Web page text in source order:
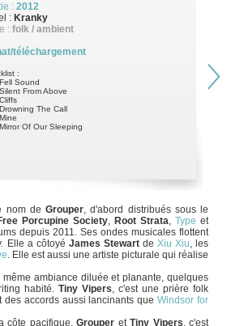
: 2012
: Kranky
: folk / ambient
téléchargement
:
Sound
From Above
The Call
Of Our Sleeping
nom deGrouper, d'abord distribués sous le
Porcupine Society, Root Strata, Type et
depuis 2011. Ses ondes musicales flottent
Elle a côtoyé James Stewartde Xiu Xiu, les
. Elle est aussi une artiste picturale qui réalise
même ambiance diluée et planante, quelques
habité. Tiny Vipers, c'est une prière folk
des accords aussi lancinants queWindsor for
côte pacifique.Grouper etTiny Vipers, c'est